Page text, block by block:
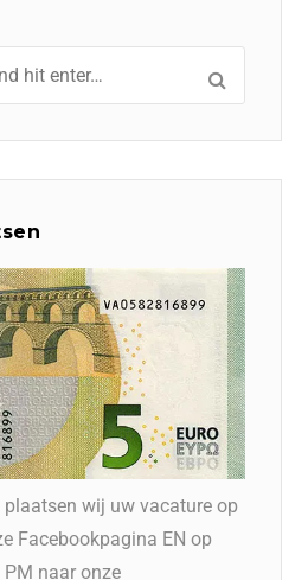
plaatsen wij uw vacature op
Facebookpagina EN op
naar onze